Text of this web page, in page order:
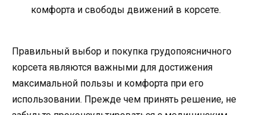
комфорта и свободы движений в корсете.
Правильный выбор и покупка грудопоясничного
корсета являются важными для достижения
максимальной пользы и комфорта при его
использовании. Прежде чем принять решение, не